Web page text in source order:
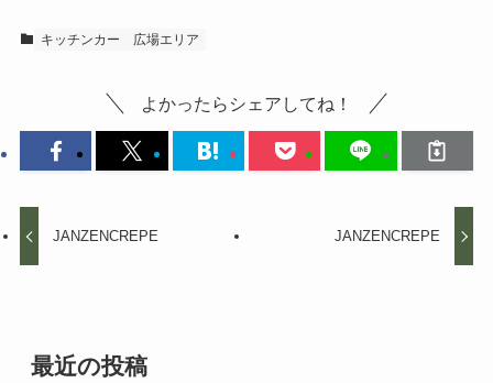
キッチンカー 広場エリア
よかったらシェアしてね！
JANZENCREPE JANZENCREPE
最近の投稿